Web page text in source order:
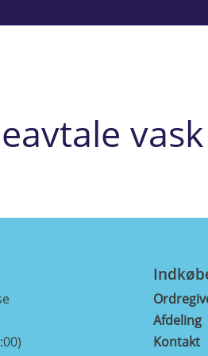
Afdeling
Kontakt